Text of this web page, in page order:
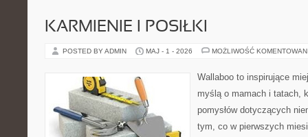
KARMIENIE I POSIŁKI
POSTED BY ADMIN MAJ - 1 - 2026 MOŻLIWOŚĆ
Wallaboo to inspirujące
myślą o mamach i tatach,
pomysłów dotyczących
tym, co w pierwszych